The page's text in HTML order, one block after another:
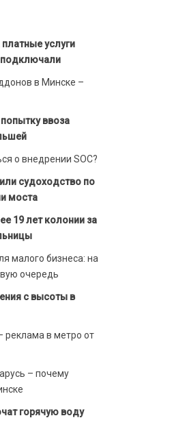
услуги
подключали
в Минске –
ввоза
о внедрении SOC?
судоходство по
моста
19 лет колонии за
малого бизнеса: на
очередь
с высоты в
реклама в метро от
– почему
горячую воду